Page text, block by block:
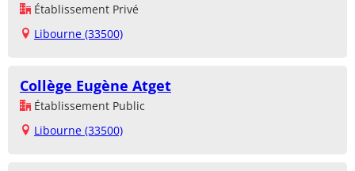
Établissement Privé
Libourne (33500)
Collège Eugène Atget
Établissement Public
Libourne (33500)